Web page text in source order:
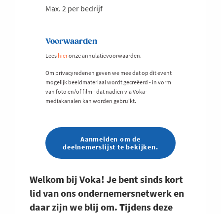
Welkom bij Voka! Je bent sinds kort
lid van ons ondernemersnetwerk en
daar zijn we blij om. Tijdens deze
Max. 2 per bedrijf
Voorwaarden
Lees hieronze annulatievoorwaarden.
Om privacyredenen geven we mee dat op dit event
mogelijk beeldmateriaal wordt gecreëerd - in vorm
van foto en/of film - dat nadien via Voka-
mediakanalen kan worden gebruikt.
Aanmelden om de
deelnemerslijst te bekijken.